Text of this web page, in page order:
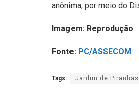
anônima, por meio do
Imagem: Reprodução
Fonte: PC/ASSECOM
Tags: Jardim de Piranhas